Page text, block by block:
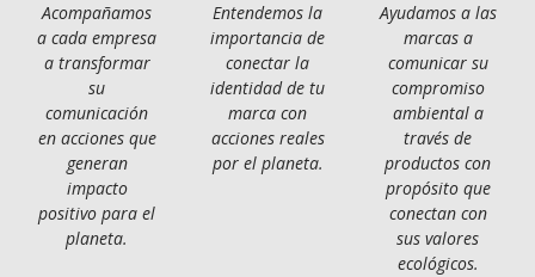
Acompañamos
a cada empresa
a transformar
su
comunicación
en acciones que
generan
impacto
positivo para el
planeta.
Entendemos la
importancia de
conectar la
identidad de tu
marca con
acciones reales
por el planeta.
Ayudamos a las
marcas a
comunicar su
compromiso
ambiental a
través de
productos con
propósito que
conectan con
sus valores
ecológicos.